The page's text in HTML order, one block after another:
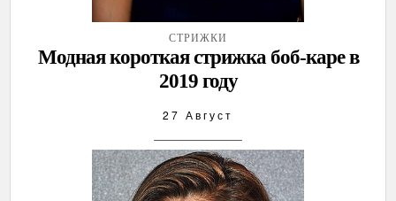
СТРИЖКИ
Модная короткая стрижка боб-каре в
2019 году
27 Август